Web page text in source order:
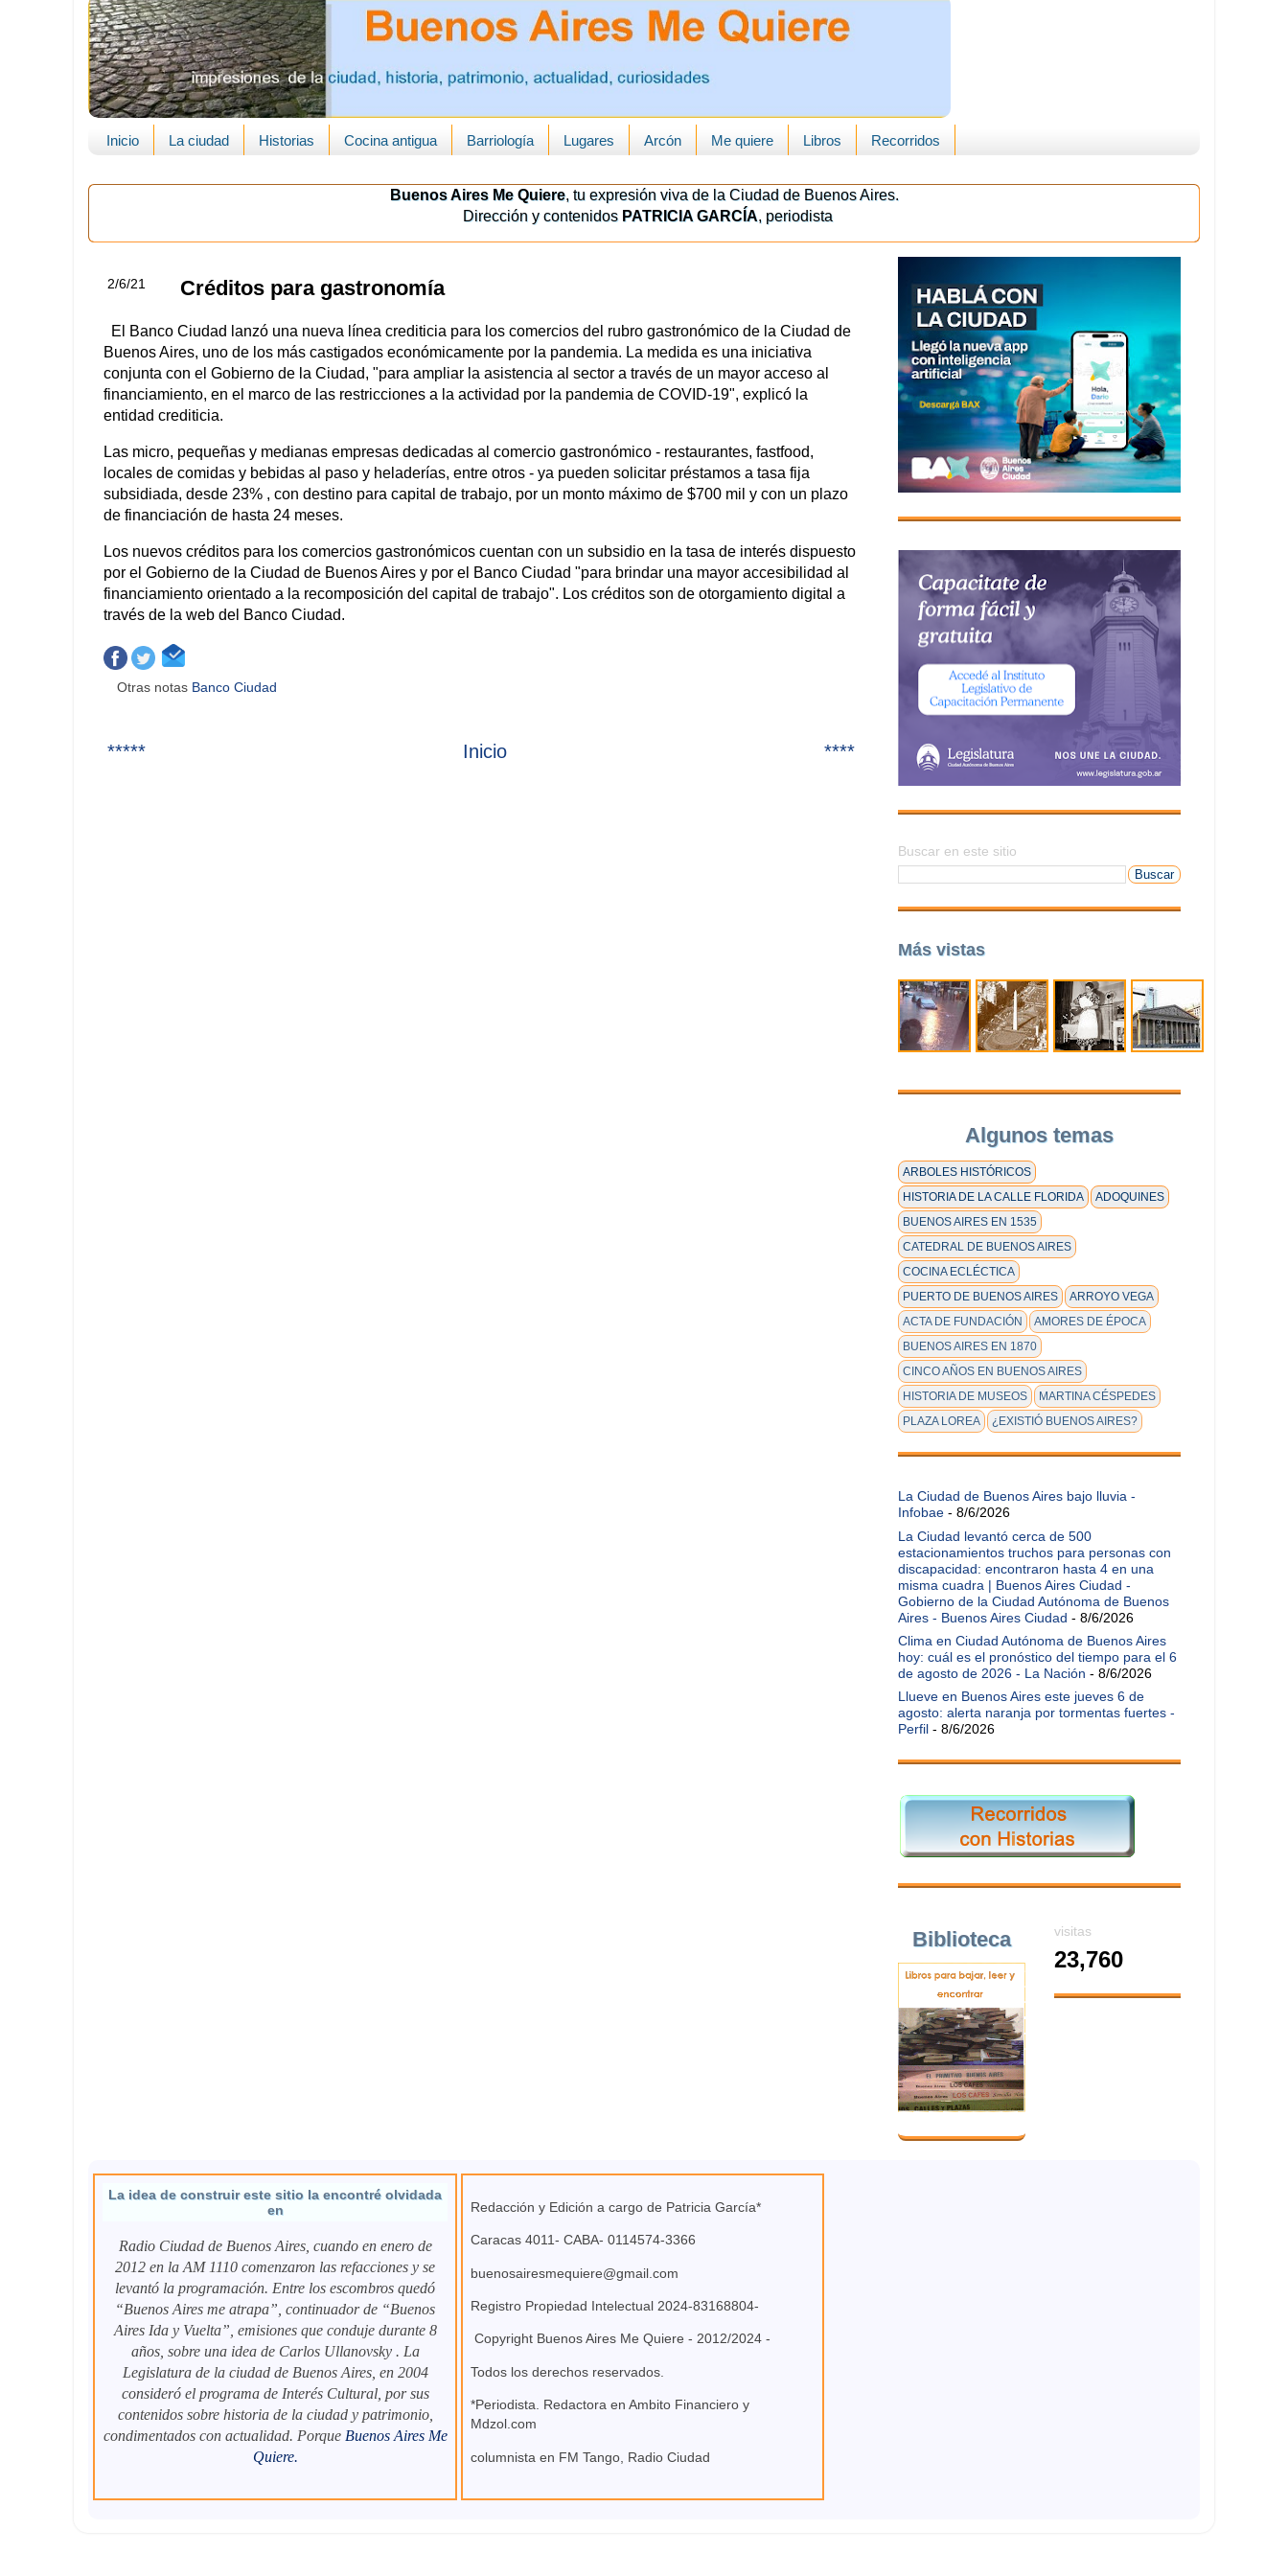
Inicio La ciudad Historias Cocina antigua Barriología Lugares Arcón Me quiere Libros Recorridos
Buenos Aires Me Quiere, tu expresión viva de la Ciudad de Buenos Aires.
Dirección y contenidos PATRICIA GARCÍA, periodista
2/6/21 Créditos para gastronomía
El Banco Ciudad lanzó una nueva línea crediticia para los comercios del rubro gastronómico de la Ciudad de
Buenos Aires, uno de los más castigados económicamente por la pandemia. La medida es una iniciativa
conjunta con el Gobierno de la Ciudad, "para ampliar la asistencia al sector a través de un mayor acceso al
financiamiento, en el marco de las restricciones a la actividad por la pandemia de COVID-19", explicó la
entidad crediticia.
Las micro, pequeñas y medianas empresas dedicadas al comercio gastronómico - restaurantes, fastfood,
locales de comidas y bebidas al paso y heladerías, entre otros - ya pueden solicitar préstamos a tasa fija
subsidiada, desde 23% , con destino para capital de trabajo, por un monto máximo de $700 mil y con un plazo
de financiación de hasta 24 meses.
Los nuevos créditos para los comercios gastronómicos cuentan con un subsidio en la tasa de interés dispuesto
por el Gobierno de la Ciudad de Buenos Aires y por el Banco Ciudad "para brindar una mayor accesibilidad al
financiamiento orientado a la recomposición del capital de trabajo". Los créditos son de otorgamiento digital a
través de la web del Banco Ciudad.
Otras notas Banco Ciudad
***** ****
Inicio
Buscar en este sitio
Más vistas
Algunos temas
ARBOLES HISTÓRICOS
HISTORIA DE LA CALLE FLORIDA
ADOQUINES
BUENOS AIRES EN 1535
CATEDRAL DE BUENOS AIRES
COCINA ECLÉCTICA
PUERTO DE BUENOS AIRES
ARROYO VEGA
ACTA DE FUNDACIÓN
AMORES DE ÉPOCA
BUENOS AIRES EN 1870
CINCO AÑOS EN BUENOS AIRES
HISTORIA DE MUSEOS
MARTINA CÉSPEDES
PLAZA LOREA
¿EXISTIÓ BUENOS AIRES?
La Ciudad de Buenos Aires bajo lluvia -
Infobae - 8/6/2026
La Ciudad levantó cerca de 500
estacionamientos truchos para personas con
discapacidad: encontraron hasta 4 en una
misma cuadra | Buenos Aires Ciudad -
Gobierno de la Ciudad Autónoma de Buenos
Aires - Buenos Aires Ciudad - 8/6/2026
Clima en Ciudad Autónoma de Buenos Aires
hoy: cuál es el pronóstico del tiempo para el 6
de agosto de 2026 - La Nación - 8/6/2026
Llueve en Buenos Aires este jueves 6 de
agosto: alerta naranja por tormentas fuertes -
Perfil - 8/6/2026
Biblioteca visitas
23,760
La idea de construir este sitio la encontré olvidada
en
Radio Ciudad de Buenos Aires, cuando en enero de
2012 en la AM 1110 comenzaron las refacciones y se
levantó la programación. Entre los escombros quedó
“Buenos Aires me atrapa”, continuador de “Buenos
Aires Ida y Vuelta”, emisiones que conduje durante 8
años, sobre una idea de Carlos Ullanovsky . La
Legislatura de la ciudad de Buenos Aires, en 2004
consideró el programa de Interés Cultural, por sus
contenidos sobre historia de la ciudad y patrimonio,
condimentados con actualidad. Porque Buenos Aires Me
Quiere.
Redacción y Edición a cargo de Patricia García*
Caracas 4011- CABA- 0114574-3366
buenosairesmequiere@gmail.com
Registro Propiedad Intelectual 2024-83168804-
Copyright Buenos Aires Me Quiere - 2012/2024 -
Todos los derechos reservados.
*Periodista. Redactora en Ambito Financiero y
Mdzol.com
columnista en FM Tango, Radio Ciudad